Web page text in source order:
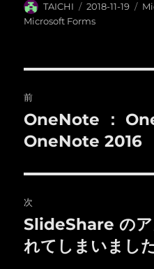
投
稿
TAICHI
投
稿
2018-11-19
カ
Microsoft Forms
稿
ナ
ビ
ゲ
ー
シ
前
前
の
稿:
OneNote ：
OneNote 2016
次
次
の
SlideShare のア
れてしまいまし